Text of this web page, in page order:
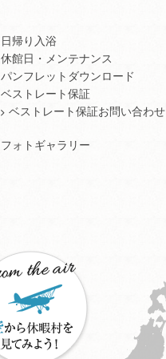
日帰り入浴
休館日・メンテナンス
パンフレットダウンロード
ベストレート保証
ベストレート保証お問い合わせ
フォトギャラリー